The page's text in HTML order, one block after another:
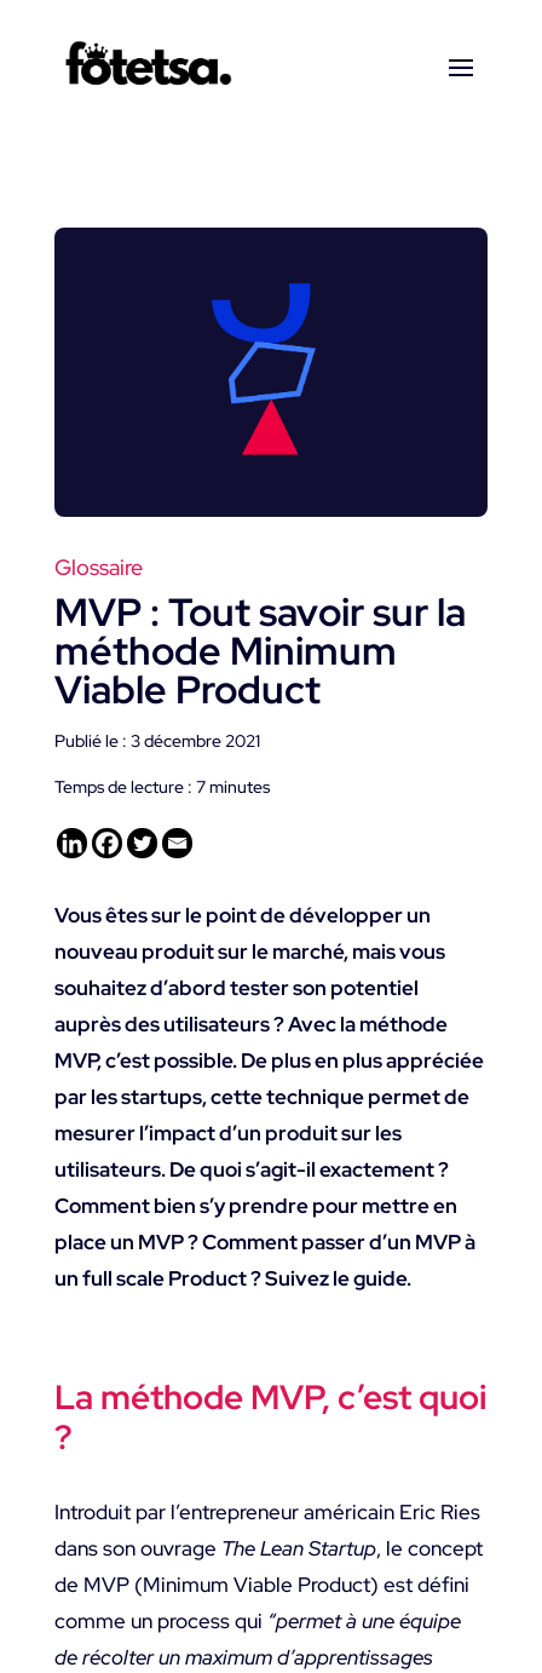
Glossaire
MVP : Tout savoir sur la
méthode Minimum
Viable Product
Publié le : 3 décembre 2021
Temps de lecture : 7minutes
Vous êtes sur le point de développer un
nouveau produit sur le marché, mais vous
souhaitez d’abord tester son potentiel
auprès des utilisateurs ? Avec la méthode
MVP, c’est possible. De plus en plus appréciée
par les startups, cette technique permet de
mesurer l’impact d’un produit sur les
utilisateurs. De quoi s’agit-il exactement ?
Comment bien s’y prendre pour mettre en
place un MVP ? Comment passer d’un MVP à
un full scale Product ? Suivez le guide.
La méthode MVP, c’est quoi
?
Introduit par l’entrepreneur américain Eric Ries
dans son ouvrage The Lean Startup, le concept
de MVP (Minimum Viable Product) est défini
comme un process qui “permet à une équipe
de récolter un maximum d’apprentissages